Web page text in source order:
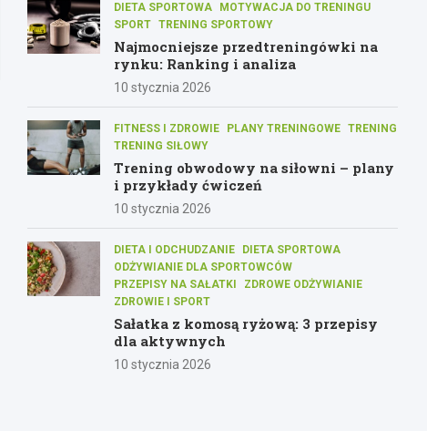
DIETA SPORTOWA
MOTYWACJA DO TRENINGU
SPORT TRENING SPORTOWY
Najmocniejsze przedtreningówki na
rynku: Ranking i analiza
10 stycznia 2026
FITNESS I ZDROWIE PLANY TRENINGOWE TRENING
TRENING SIŁOWY
Trening obwodowy na siłowni – plany
i przykłady ćwiczeń
10 stycznia 2026
DIETA I ODCHUDZANIE
DIETA SPORTOWA
ODŻYWIANIE DLA SPORTOWCÓW
PRZEPISY NA SAŁATKI
ZDROWE ODŻYWIANIE
ZDROWIE I SPORT
Sałatka z komosą ryżową: 3 przepisy
dla aktywnych
10 stycznia 2026